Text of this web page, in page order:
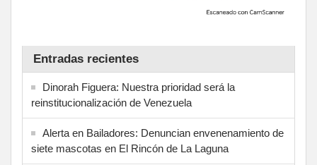
Entradas recientes
Dinorah Figuera: Nuestra prioridad será la
reinstitucionalización de Venezuela
Alerta en Bailadores: Denuncian envenenamiento de
siete mascotas en El Rincón de La Laguna